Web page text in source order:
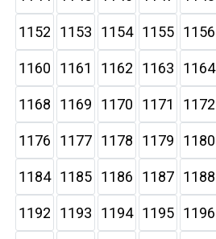
1152 1153 1154 1155 1156
1160 1161 1162 1163 1164
1168 1169 1170 1171 1172
1176 1177 1178 1179 1180
1184 1185 1186 1187 1188
1192 1193 1194 1195 1196